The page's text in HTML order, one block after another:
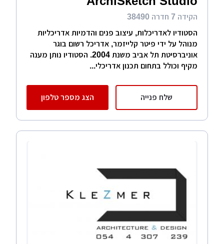
הקידה 7 חדרה 38490
הסטודיו לאדריכלות, עיצוב פנים והדמיות אדריכליות
מנוהל על ידי פיטר קלייזמר, אדריכל רשום בוגר
אוניברסיטת תל אביב משנת 2004. הסטודיו נותן מענה
מקיף וכולל בתחום תכנון אדריכלי...
שלח פנייה הצג מספר טלפון